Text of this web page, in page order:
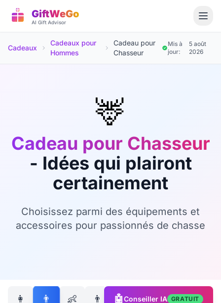
GiftWeGo
AI Gift Advisor
Cadeaux
Cadeaux pour
Hommes
Cadeau pour
Chasseur
Mis à
jour:
5 août
2026
🦌
Cadeau pour Chasseur
- Idées qui plairont
certainement
Choisissez parmi des équipements et
accessoires pour passionnés de chasse
👩 👨 👶 👨‍👩‍👧‍👦 🐶
🤖Conseiller IA GRATUIT